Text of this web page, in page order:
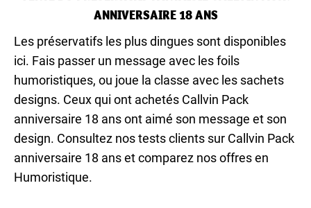
ANNIVERSAIRE 18 ANS
Les préservatifs les plus dingues sont disponibles
ici. Fais passer un message avec les foils
humoristiques, ou joue la classe avec les sachets
designs. Ceux qui ont achetés Callvin Pack
anniversaire 18 ans ont aimé son message et son
design. Consultez nos tests clients sur Callvin Pack
anniversaire 18 ans et comparez nos offres en
Humoristique.